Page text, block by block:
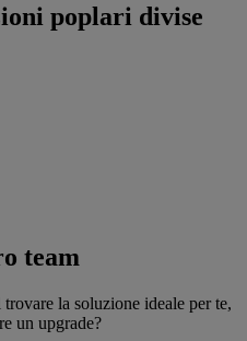
poplari divise
team
la soluzione ideale per te,
un upgrade?